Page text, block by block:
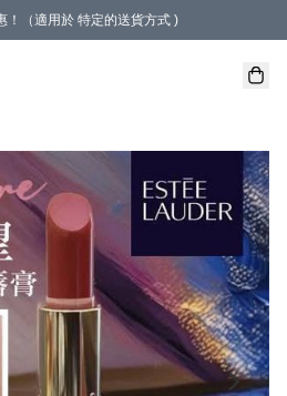
！（適用於 特定的送貨方式 )